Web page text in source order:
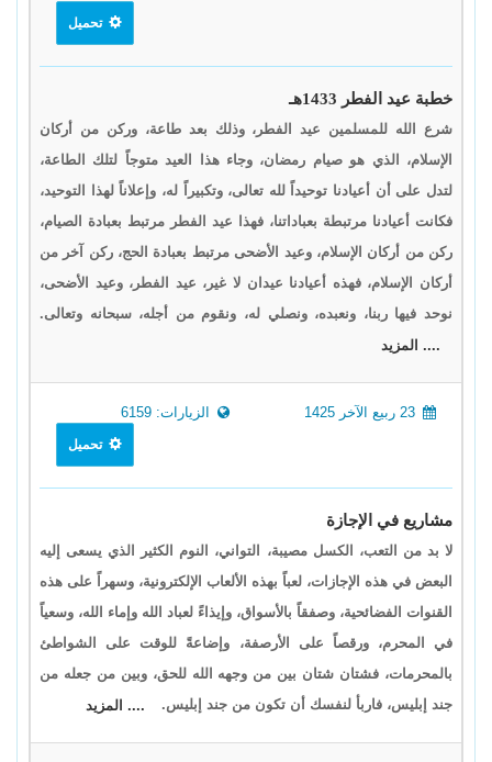
تحميل
خطبة عيد الفطر 1433هـ
شرع الله للمسلمين عيد الفطر، وذلك بعد طاعة، وركن من أركان
الإسلام، الذي هو صيام رمضان، وجاء هذا العيد متوجاً لتلك الطاعة،
لتدل على أن أعيادنا توحيداً لله تعالى، وتكبيراً له، وإعلاناً لهذا التوحيد،
فكانت أعيادنا مرتبطة بعباداتنا، فهذا عيد الفطر مرتبط بعبادة الصيام،
ركن من أركان الإسلام، وعيد الأضحى مرتبط بعبادة الحج، ركن آخر من
أركان الإسلام، فهذه أعيادنا عيدان لا غير، عيد الفطر، وعيد الأضحى،
نوحد فيها ربنا، ونعبده، ونصلي له، ونقوم من أجله، سبحانه وتعالى.
.... المزيد
الزيارات: 6159
تحميل
مشاريع في الإجازة
لا بد من التعب، الكسل مصيبة، التواني، النوم الكثير الذي يسعى إليه
البعض في هذه الإجازات، لعباً بهذه الألعاب الإلكترونية، وسهراً على هذه
القنوات الفضائحية، وصفقاً بالأسواق، وإيذاءً لعباد الله وإماء الله، وسعياً
في المحرم، ورقصاً على الأرصفة، وإضاعةً للوقت على الشواطئ
بالمحرمات، فشتان شتان بين من وجهه الله للحق، وبين من جعله من
جند إبليس، فاربأ لنفسك أن تكون من جند إبليس.
.... المزيد